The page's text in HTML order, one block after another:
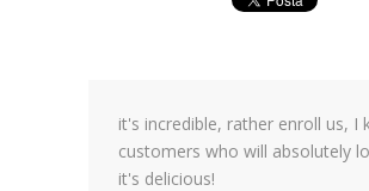
it's incredible, rather enroll us, I
customers who will absolutely
it's delicious!